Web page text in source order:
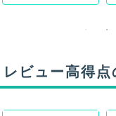
レビュー高得点